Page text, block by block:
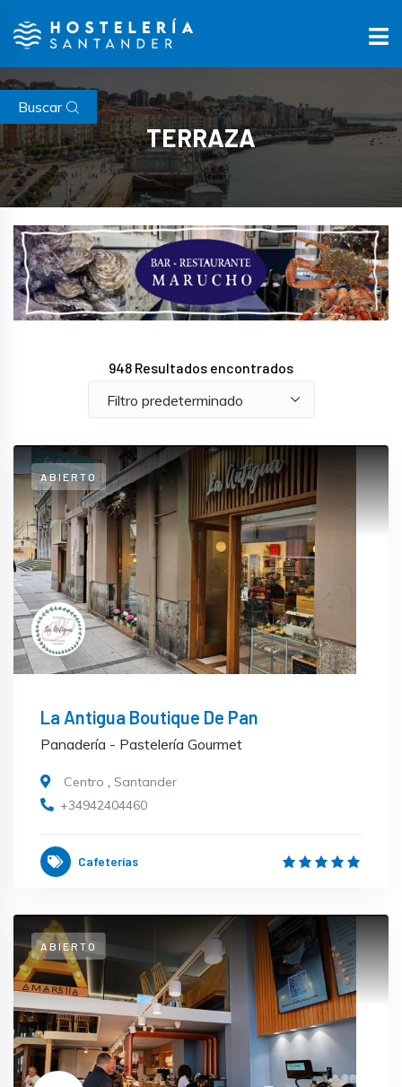
TERRAZA
Buscar
948 Resultados encontrados
ABIERTO
La Antigua Boutique De Pan
Panadería - Pastelería Gourmet
Centro , Santander
+34942404460
Cafeterías
ABIERTO